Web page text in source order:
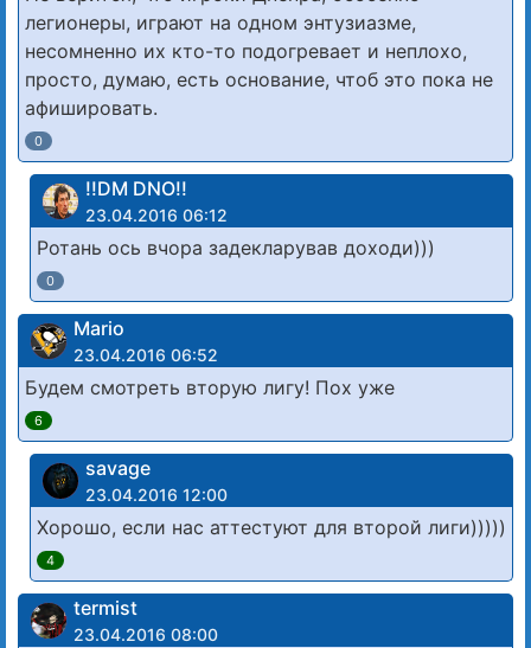
легионеры, играют на одном энтузиазме,
несомненно их кто-то подогревает и неплохо,
просто, думаю, есть основание, чтоб это пока не
афишировать.
0
!!DM DNO!!
23.04.2016 06:12
Ротань ось вчора задекларував доходи)))
0
Mario
23.04.2016 06:52
Будем смотреть вторую лигу! Пох уже
6
savage
23.04.2016 12:00
Хорошо, если нас аттестуют для второй лиги)))))
4
termist
23.04.2016 08:00